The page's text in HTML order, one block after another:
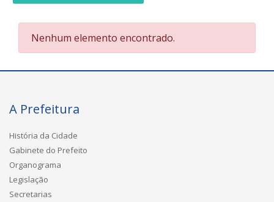
Nenhum elemento encontrado.
A Prefeitura
História da Cidade
Gabinete do Prefeito
Organograma
Legislação
Secretarias